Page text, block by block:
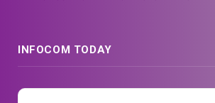
INFOCOM TODAY